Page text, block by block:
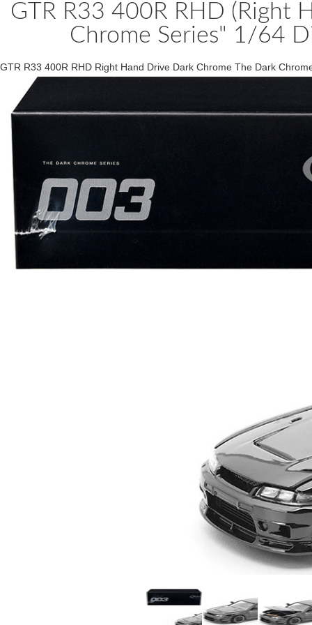
GTR R33 400R RHD (Right
Chrome Series" 1/64
GTR R33 400R RHD Right Hand Drive Dark Chrome The Dark